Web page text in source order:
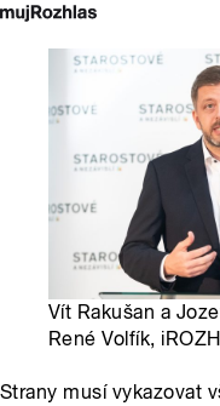
Vít Rakušan a
René Volfík,
Strany musí vykazovat